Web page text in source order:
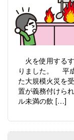
火を使用する
りました。 平
た大規模火災を
置が義務付けら
ル未満の飲 […]